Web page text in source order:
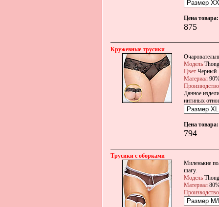
Цена товара:
875
Кружевные трусики
МодельThong
ЦветЧерный
Материал
Производство
Данное
интиных
Цена товара:
794
Трусики с оборками
Миленькие
шагу.
МодельThong
Материал
Производство